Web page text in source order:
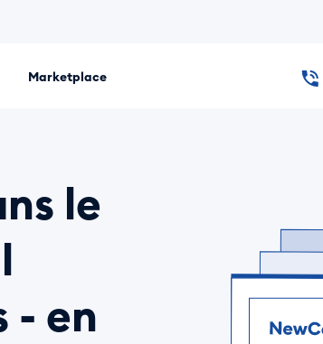
Marketplace
le
- en